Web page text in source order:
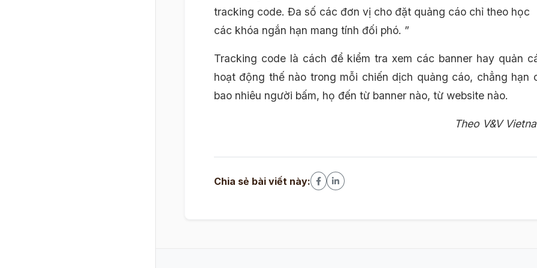
tracking code. Đa số các đơn vị cho đặt quảng cáo chỉ theo học
các khóa ngắn hạn mang tính đối phó. ”
Tracking code là cách để kiểm tra xem các banner hay quản
hoạt động thế nào trong mỗi chiến dịch quảng cáo, chẳng hạn
bao nhiêu người bấm, họ đến từ banner nào, từ website nào.
Theo V&V
Chia sẻ bài viết này: